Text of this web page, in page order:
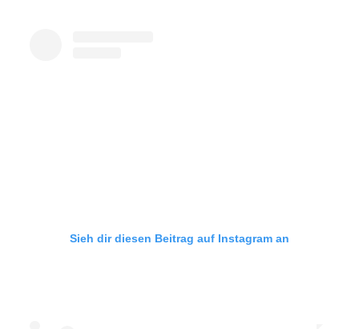
Sieh dir diesen Beitrag auf Instagram an